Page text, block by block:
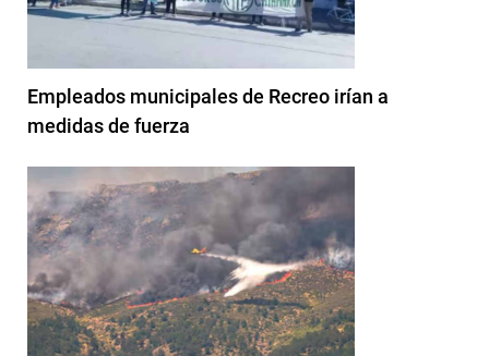
Empleados municipales de Recreo irían a
medidas de fuerza